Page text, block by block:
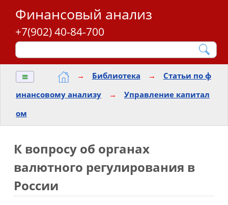
Финансовый анализ
+7(902) 40-84-700
≡ → Библиотека →
Статьи по ф
инансовому анализу
→
Управление капитал
ом
К вопросу об органах
валютного регулирования в
России